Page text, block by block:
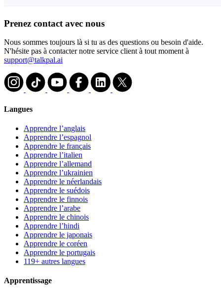
Prenez contact avec nous
Nous sommes toujours là si tu as des questions ou besoin d'aide.
N'hésite pas à contacter notre service client à tout moment à
support@talkpal.ai
Langues
Apprendre l’anglais
Apprendre l’espagnol
Apprendre le français
Apprendre l’italien
Apprendre l’allemand
Apprendre l’ukrainien
Apprendre le néerlandais
Apprendre le suédois
Apprendre le finnois
Apprendre l’arabe
Apprendre le chinois
Apprendre l’hindi
Apprendre le japonais
Apprendre le coréen
Apprendre le portugais
119+ autres langues
Apprentissage